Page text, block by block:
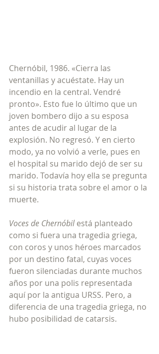
Chernóbil, 1986. «Cierra las
ventanillas y acuéstate. Hay un
incendio en la central. Vendré
pronto». Esto fue lo último que un
joven bombero dijo a su esposa
antes de acudir al lugar de la
explosión. No regresó. Y en cierto
modo, ya no volvió a verle, pues en
el hospital su marido dejó de ser su
marido. Todavía hoy ella se pregunta
si su historia trata sobre el amor o la
muerte.
Voces de Chernóbil está planteado
como si fuera una tragedia griega,
con coros y unos héroes marcados
por un destino fatal, cuyas voces
fueron silenciadas durante muchos
años por una polis representada
aquí por la antigua URSS. Pero, a
diferencia de una tragedia griega, no
hubo posibilidad de catarsis.